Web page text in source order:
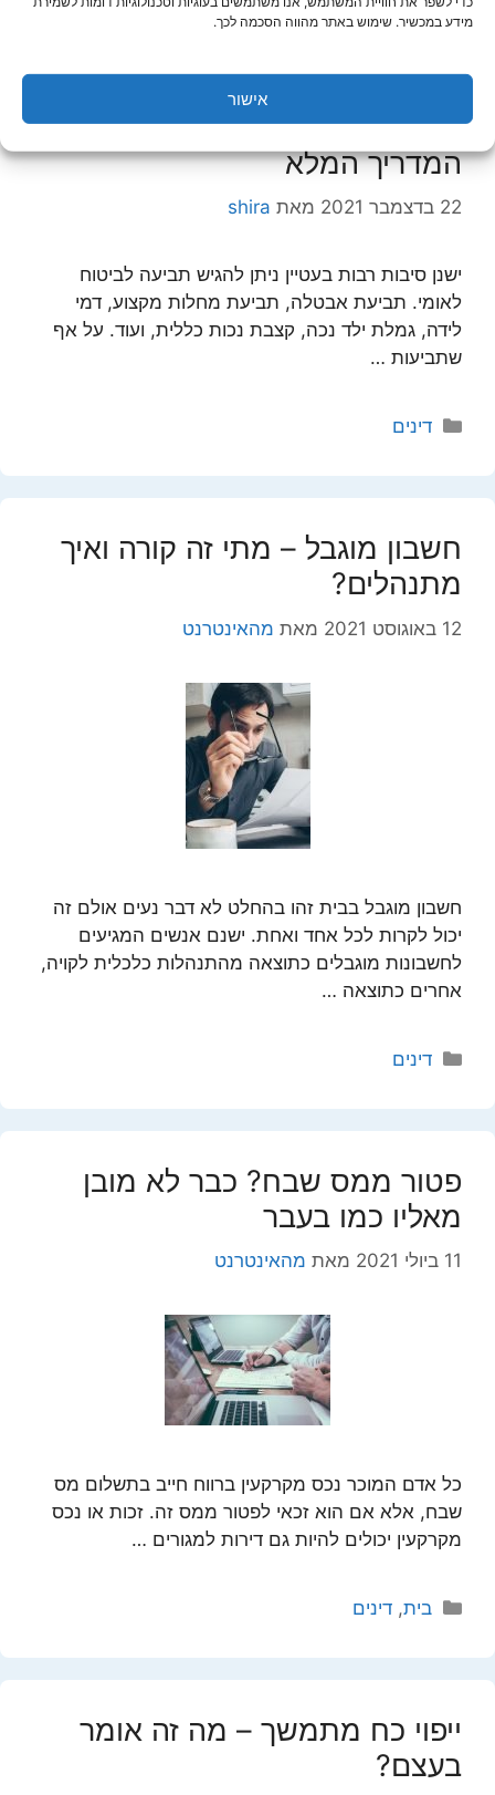
מידע במכשיר. שימוש באתר מהווה הסכמה לכך.
אישור
דינים
עו"ד בתביעות נגד ביטוח לאומי –
המדריך המלא
22 בדצמבר 2021 מאת shira
ישנן סיבות רבות בעטיין ניתן להגיש תביעה לביטוח
לאומי. תביעת אבטלה, תביעת מחלות מקצוע, דמי
לידה, גמלת ילד נכה, קצבת נכות כללית, ועוד. על אף
שתביעות …
קטגוריות
דינים
חשבון מוגבל – מתי זה קורה ואיך
מתנהלים?
12 באוגוסט 2021 מאת מהאינטרנט
חשבון מוגבל בבית זהו בהחלט לא דבר נעים אולם זה
יכול לקרות לכל אחד ואחת. ישנם אנשים המגיעים
לחשבונות מוגבלים כתוצאה מהתנהלות כלכלית לקויה,
אחרים כתוצאה …
קטגוריות
דינים
פטור ממס שבח? כבר לא מובן
מאליו כמו בעבר
11 ביולי 2021 מאת מהאינטרנט
כל אדם המוכר נכס מקרקעין ברווח חייב בתשלום מס
שבח, אלא אם הוא זכאי לפטור ממס זה. זכות או נכס
מקרקעין יכולים להיות גם דירות למגורים …
קטגוריות
בית,דינים
ייפוי כח מתמשך – מה זה אומר
בעצם?